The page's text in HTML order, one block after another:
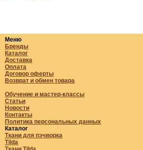
Меню
Бренды
Каталог
Доставка
Оплата
Договор оферты
Возврат и обмен товара
Обучение и мастер-классы
Статьи
Новости
Контакты
Политика персональных данных
Каталог
Ткани для пэчворка
Tilda